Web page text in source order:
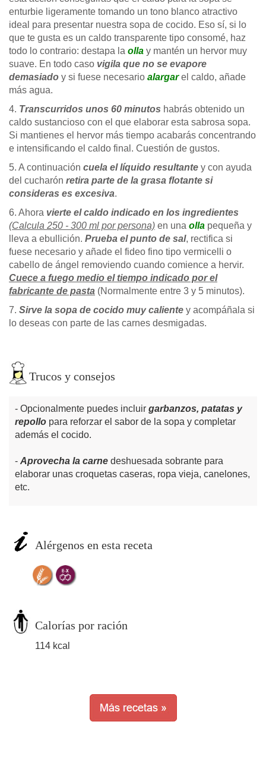
enturbie ligeramente tomando un tono blanco atractivo
ideal para presentar nuestra sopa de cocido. Eso sí, si lo
que te gusta es un caldo transparente tipo consomé, haz
todo lo contrario: destapa la olla y mantén un hervor muy
suave. En todo caso vigila que no se evapore
demasiado y si fuese necesario alargarel caldo, añade
más agua.
4. Transcurridos unos 60 minutos habrás obtenido un
caldo sustancioso con el que elaborar esta sabrosa sopa.
Si mantienes el hervor más tiempo acabarás concentrando
e intensificando el caldo final. Cuestión de gustos.
5. A continuación cuela el líquido resultante y con ayuda
del cucharón retira parte de la grasa flotante si
consideras es excesiva.
6. Ahora vierte el caldo indicado en los ingredientes
(Calcula 250 - 300 ml por persona) en una olla pequeña y
lleva a ebullición. Prueba el punto de sal, rectifica si
fuese necesario y añade el fideo fino tipo vermicelli o
cabello de ángel removiendo cuando comience a hervir.
Cuece a fuego medio el tiempo indicado por el
fabricante de pasta (Normalmente entre 3 y 5 minutos).
7. Sirve la sopa de cocido muy caliente y acompáñala si
lo deseas con parte de las carnes desmigadas.
Trucos y consejos
Opcionalmente puedes incluir garbanzos, patatas y
repollo para reforzar el sabor de la sopa y completar
además el cocido.
Aprovecha la carne deshuesada sobrante para
elaborar unas croquetas caseras, ropa vieja, canelones,
etc.
Alérgenos en esta receta
Calorías por ración
114 kcal